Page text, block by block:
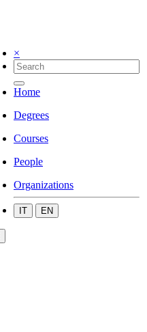
×
Home
Degrees
Courses
People
Organizations
IT EN